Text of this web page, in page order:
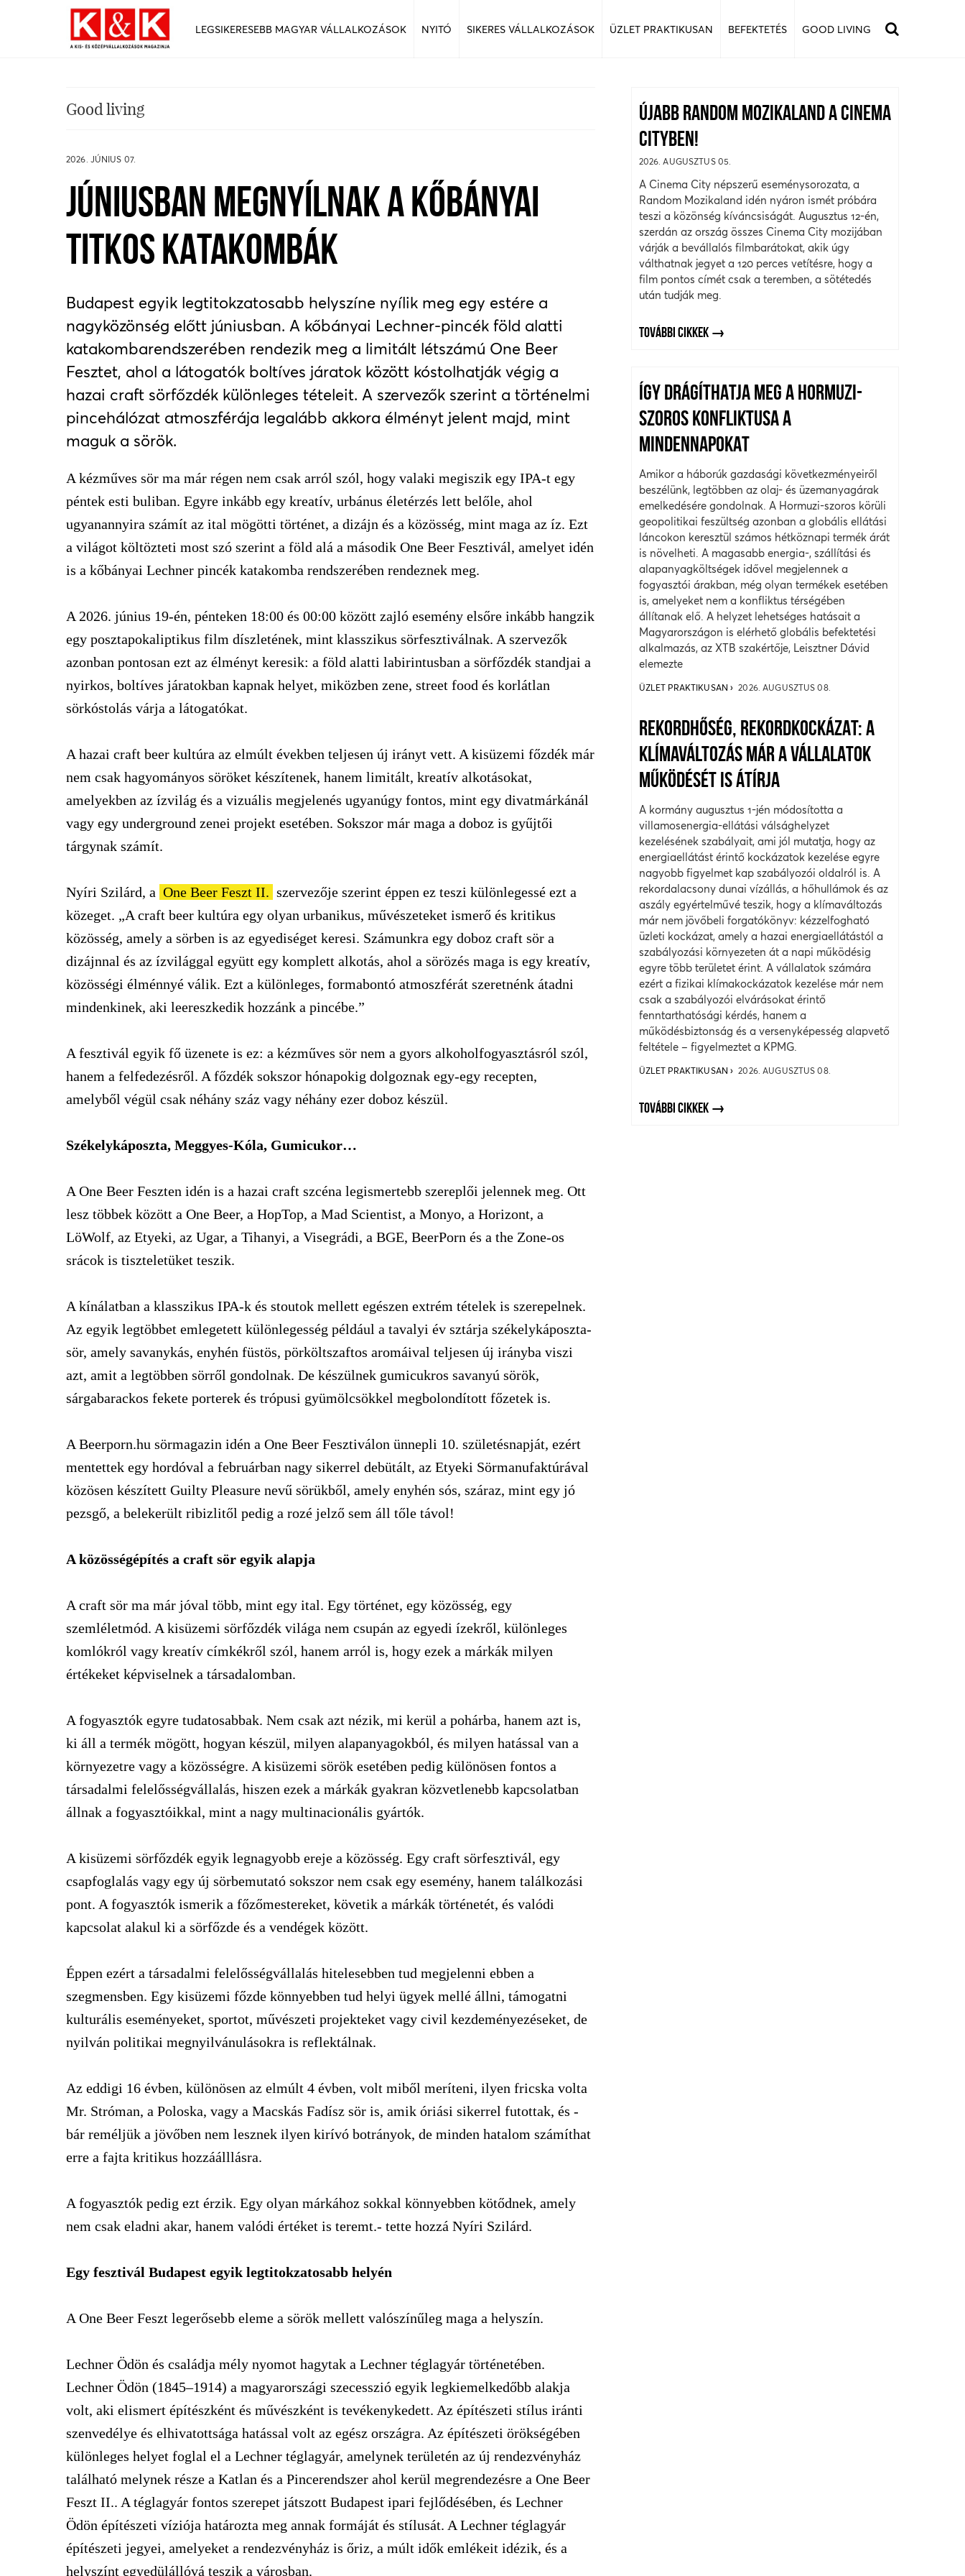
LEGSIKERESEBB MAGYAR VÁLLALKOZÁSOK NYITÓ SIKERES VÁLLALKOZÁSOK ÜZLET PRAKTIKUSAN BEFEKTETÉS GOOD LIVING
Good living
2026. JÚNIUS 07.
JÚNIUSBAN MEGNYÍLNAK A KŐBÁNYAI
TITKOS KATAKOMBÁK
Budapest egyik legtitokzatosabb helyszíne nyílik meg egy estére a
nagyközönség előtt júniusban. A kőbányai Lechner-pincék föld alatti
katakombarendszerében rendezik meg a limitált létszámú One Beer
Fesztet, ahol a látogatók boltíves járatok között kóstolhatják végig a
hazai craft sörfőzdék különleges tételeit. A szervezők szerint a történelmi
pincehálózat atmoszférája legalább akkora élményt jelent majd, mint
maguk a sörök.
A kézműves sör ma már régen nem csak arról szól, hogy valaki megiszik egy IPA-t egy
péntek esti buliban. Egyre inkább egy kreatív, urbánus életérzés lett belőle, ahol
ugyanannyira számít az ital mögötti történet, a dizájn és a közösség, mint maga az íz. Ezt
a világot költözteti most szó szerint a föld alá a második One Beer Fesztivál, amelyet idén
is a kőbányai Lechner pincék katakomba rendszerében rendeznek meg.
A 2026. június 19-én, pénteken 18:00 és 00:00 között zajló esemény elsőre inkább hangzik
egy posztapokaliptikus film díszletének, mint klasszikus sörfesztiválnak. A szervezők
azonban pontosan ezt az élményt keresik: a föld alatti labirintusban a sörfőzdék standjai a
nyirkos, boltíves járatokban kapnak helyet, miközben zene, street food és korlátlan
sörkóstolás várja a látogatókat.
A hazai craft beer kultúra az elmúlt években teljesen új irányt vett. A kisüzemi főzdék már
nem csak hagyományos söröket készítenek, hanem limitált, kreatív alkotásokat,
amelyekben az ízvilág és a vizuális megjelenés ugyanúgy fontos, mint egy divatmárkánál
vagy egy underground zenei projekt esetében. Sokszor már maga a doboz is gyűjtői
tárgynak számít.
Nyíri Szilárd, a One Beer Feszt II. szervezője szerint éppen ez teszi különlegessé ezt a
közeget. „A craft beer kultúra egy olyan urbanikus, művészeteket ismerő és kritikus
közösség, amely a sörben is az egyediséget keresi. Számunkra egy doboz craft sör a
dizájnnal és az ízvilággal együtt egy komplett alkotás, ahol a sörözés maga is egy kreatív,
közösségi élménnyé válik. Ezt a különleges, formabontó atmoszférát szeretnénk átadni
mindenkinek, aki leereszkedik hozzánk a pincébe.”
A fesztivál egyik fő üzenete is ez: a kézműves sör nem a gyors alkoholfogyasztásról szól,
hanem a felfedezésről. A főzdék sokszor hónapokig dolgoznak egy-egy recepten,
amelyből végül csak néhány száz vagy néhány ezer doboz készül.
Székelykáposzta, Meggyes-Kóla, Gumicukor…
A One Beer Feszten idén is a hazai craft szcéna legismertebb szereplői jelennek meg. Ott
lesz többek között a One Beer, a HopTop, a Mad Scientist, a Monyo, a Horizont, a
LöWolf, az Etyeki, az Ugar, a Tihanyi, a Visegrádi, a BGE, BeerPorn és a the Zone-os
srácok is tiszteletüket teszik.
A kínálatban a klasszikus IPA-k és stoutok mellett egészen extrém tételek is szerepelnek.
Az egyik legtöbbet emlegetett különlegesség például a tavalyi év sztárja székelykáposzta-
sör, amely savanykás, enyhén füstös, pörköltszaftos aromáival teljesen új irányba viszi
azt, amit a legtöbben sörről gondolnak. De készülnek gumicukros savanyú sörök,
sárgabarackos fekete porterek és trópusi gyümölcsökkel megbolondított főzetek is.
A Beerporn.hu sörmagazin idén a One Beer Fesztiválon ünnepli 10. születésnapját, ezért
mentettek egy hordóval a februárban nagy sikerrel debütált, az Etyeki Sörmanufaktúrával
közösen készített Guilty Pleasure nevű sörükből, amely enyhén sós, száraz, mint egy jó
pezsgő, a belekerült ribizlitől pedig a rozé jelző sem áll tőle távol!
A közösségépítés a craft sör egyik alapja
A craft sör ma már jóval több, mint egy ital. Egy történet, egy közösség, egy
szemléletmód. A kisüzemi sörfőzdék világa nem csupán az egyedi ízekről, különleges
komlókról vagy kreatív címkékről szól, hanem arról is, hogy ezek a márkák milyen
értékeket képviselnek a társadalomban.
A fogyasztók egyre tudatosabbak. Nem csak azt nézik, mi kerül a pohárba, hanem azt is,
ki áll a termék mögött, hogyan készül, milyen alapanyagokból, és milyen hatással van a
környezetre vagy a közösségre. A kisüzemi sörök esetében pedig különösen fontos a
társadalmi felelősségvállalás, hiszen ezek a márkák gyakran közvetlenebb kapcsolatban
állnak a fogyasztóikkal, mint a nagy multinacionális gyártók.
A kisüzemi sörfőzdék egyik legnagyobb ereje a közösség. Egy craft sörfesztivál, egy
csapfoglalás vagy egy új sörbemutató sokszor nem csak egy esemény, hanem találkozási
pont. A fogyasztók ismerik a főzőmestereket, követik a márkák történetét, és valódi
kapcsolat alakul ki a sörfőzde és a vendégek között.
Éppen ezért a társadalmi felelősségvállalás hitelesebben tud megjelenni ebben a
szegmensben. Egy kisüzemi főzde könnyebben tud helyi ügyek mellé állni, támogatni
kulturális eseményeket, sportot, művészeti projekteket vagy civil kezdeményezéseket, de
nyilván politikai megnyilvánulásokra is reflektálnak.
Az eddigi 16 évben, különösen az elmúlt 4 évben, volt miből meríteni, ilyen fricska volta
Mr. Stróman, a Poloska, vagy a Macskás Fadísz sör is, amik óriási sikerrel futottak, és -
bár reméljük a jövőben nem lesznek ilyen kirívó botrányok, de minden hatalom számíthat
erre a fajta kritikus hozzáálllásra.
A fogyasztók pedig ezt érzik. Egy olyan márkához sokkal könnyebben kötődnek, amely
nem csak eladni akar, hanem valódi értéket is teremt.- tette hozzá Nyíri Szilárd.
Egy fesztivál Budapest egyik legtitokzatosabb helyén
A One Beer Feszt legerősebb eleme a sörök mellett valószínűleg maga a helyszín.
Lechner Ödön és családja mély nyomot hagytak a Lechner téglagyár történetében.
Lechner Ödön (1845–1914) a magyarországi szecesszió egyik legkiemelkedőbb alakja
volt, aki elismert építészként és művészként is tevékenykedett. Az építészeti stílus iránti
szenvedélye és elhivatottsága hatással volt az egész országra. Az építészeti örökségében
különleges helyet foglal el a Lechner téglagyár, amelynek területén az új rendezvényház
található melynek része a Katlan és a Pincerendszer ahol kerül megrendezésre a One Beer
Feszt II.. A téglagyár fontos szerepet játszott Budapest ipari fejlődésében, és Lechner
Ödön építészeti víziója határozta meg annak formáját és stílusát. A Lechner téglagyár
építészeti jegyei, amelyeket a rendezvényház is őriz, a múlt idők emlékeit idézik, és a
helyszínt egyedülállóvá teszik a városban.
ÚJABB RANDOM MOZIKALAND A CINEMA
CITYBEN!
2026. AUGUSZTUS 05.
A Cinema City népszerű eseménysorozata, a
Random Mozikaland idén nyáron ismét próbára
teszi a közönség kíváncsiságát. Augusztus 12-én,
szerdán az ország összes Cinema City mozijában
várják a bevállalós filmbarátokat, akik úgy
válthatnak jegyet a 120 perces vetítésre, hogy a
film pontos címét csak a teremben, a sötétedés
után tudják meg.
TOVÁBBI CIKKEK
ÍGY DRÁGÍTHATJA MEG A HORMUZI-
SZOROS KONFLIKTUSA A
MINDENNAPOKAT
Amikor a háborúk gazdasági következményeiről
beszélünk, legtöbben az olaj- és üzemanyagárak
emelkedésére gondolnak. A Hormuzi-szoros körüli
geopolitikai feszültség azonban a globális ellátási
láncokon keresztül számos hétköznapi termék árát
is növelheti. A magasabb energia-, szállítási és
alapanyagköltségek idővel megjelennek a
fogyasztói árakban, még olyan termékek esetében
is, amelyeket nem a konfliktus térségében
állítanak elő. A helyzet lehetséges hatásait a
Magyarországon is elérhető globális befektetési
alkalmazás, az XTB szakértője, Leisztner Dávid
elemezte
ÜZLET PRAKTIKUSAN 2026. AUGUSZTUS 08.
REKORDHŐSÉG, REKORDKOCKÁZAT: A
KLÍMAVÁLTOZÁS MÁR A VÁLLALATOK
MŰKÖDÉSÉT IS ÁTÍRJA
A kormány augusztus 1-jén módosította a
villamosenergia-ellátási válsághelyzet
kezelésének szabályait, ami jól mutatja, hogy az
energiaellátást érintő kockázatok kezelése egyre
nagyobb figyelmet kap szabályozói oldalról is. A
rekordalacsony dunai vízállás, a hőhullámok és az
aszály egyértelművé teszik, hogy a klímaváltozás
már nem jövőbeli forgatókönyv: kézzelfogható
üzleti kockázat, amely a hazai energiaellátástól a
szabályozási környezeten át a napi működésig
egyre több területet érint. A vállalatok számára
ezért a fizikai klímakockázatok kezelése már nem
csak a szabályozói elvárásokat érintő
fenntarthatósági kérdés, hanem a
működésbiztonság és a versenyképesség alapvető
feltétele – figyelmeztet a KPMG.
ÜZLET PRAKTIKUSAN 2026. AUGUSZTUS 08.
TOVÁBBI CIKKEK